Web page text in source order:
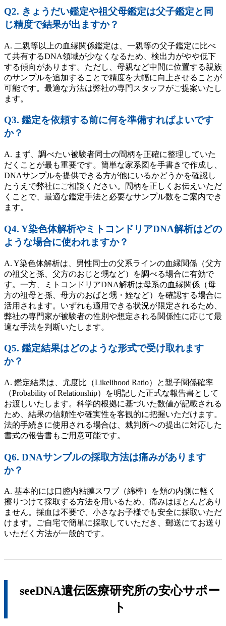
Q2. きょうだい鑑定や祖父母鑑定は父子鑑定と同
じ精度で結果が出ますか？
A. 二親等以上の血縁関係鑑定は、一親等の父子鑑定に比べ
て共有するDNA領域が少なくなるため、検出力がやや低下
する傾向があります。ただし、母親など中間に位置する親族
のサンプルを追加することで精度を大幅に向上させることが
可能です。最適な方法は弊社の専門スタッフがご提案いたし
ます。
Q3. 鑑定を依頼する前に何を準備すればよいです
か？
A. まず、調べたい被験者同士の間柄を正確に整理していた
だくことが最も重要です。簡単な家系図を手書きで作成し、
DNAサンプルを提供できる方が他にいるかどうかを確認し
たうえで弊社にご相談ください。間柄を正しくお伝えいただ
くことで、最適な鑑定手法と必要なサンプル数をご案内でき
ます。
Q4. Y染色体解析やミトコンドリアDNA解析はどの
ような場合に使われますか？
A. Y染色体解析は、男性同士の父系ラインの血縁関係（父方
の祖父と孫、父方のおじと甥など）を調べる場合に有効で
す。一方、ミトコンドリアDNA解析は母系の血縁関係（母
方の祖母と孫、母方のおばと甥・姪など）を確認する場合に
活用されます。いずれも適用できる状況が限定されるため、
弊社の専門家が被験者の性別や想定される関係性に応じて最
適な手法を判断いたします。
Q5. 鑑定結果はどのような形式で受け取れます
か？
A. 鑑定結果は、尤度比（Likelihood Ratio）と親子関係確率
（Probability of Relationship）を明記した正式な報告書として
お渡しいたします。科学的根拠に基づいた数値が記載される
ため、結果の信頼性や確実性を客観的に把握いただけます。
法的手続きに使用される場合は、裁判所への提出に対応した
書式の報告書もご用意可能です。
Q6. DNAサンプルの採取方法は痛みがあります
か？
A. 基本的には口腔内粘膜スワブ（綿棒）を頬の内側に軽く
擦りつけて採取する方法を用いるため、痛みはほとんどあり
ません。採血は不要で、小さなお子様でも安全に採取いただ
けます。ご自宅で簡単に採取していただき、郵送にてお送り
いただく方法が一般的です。
seeDNA遺伝医療研究所の安心サポー
ト